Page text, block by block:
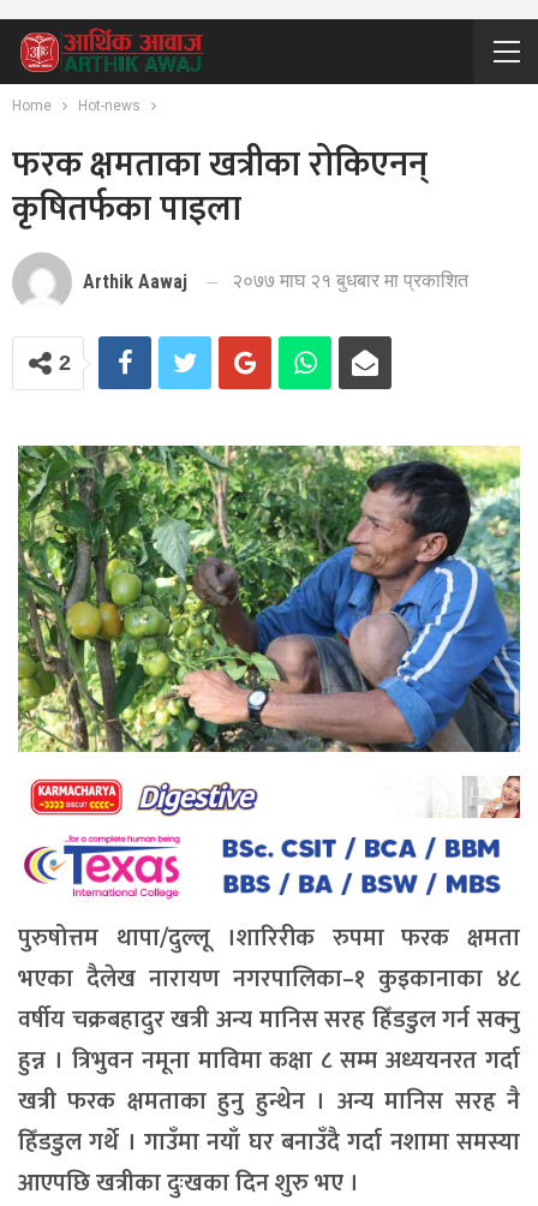
Home Hot-news
फरक क्षमताका खत्रीका रोकिएनन्
कृषितर्फका पाइला
Arthik Aawaj २०७७ माघ २१ बुधबार मा प्रकाशित
2
पुरुषोत्तम थापा/दुल्लू ।शारिरीक रुपमा फरक क्षमता
भएका दैलेख नारायण नगरपालिका–१ कुइकानाका ४८
वर्षीय चक्रबहादुर खत्री अन्य मानिस सरह हिँडडुल गर्न सक्नु
हुन्न । त्रिभुवन नमूना माविमा कक्षा ८ सम्म अध्ययनरत गर्दा
खत्री फरक क्षमताका हुनु हुन्थेन । अन्य मानिस सरह नै
हिँडडुल गर्थे । गाउँमा नयाँ घर बनाउँदै गर्दा नशामा समस्या
आएपछि खत्रीका दुःखका दिन शुरु भए ।